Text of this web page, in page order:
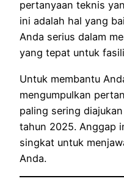
pertanyaan teknis
ini adalah hal yang
Anda serius dalam
yang tepat untuk
Untuk membantu
mengumpulkan
paling sering
tahun 2025. Anggap
singkat untuk
Anda.